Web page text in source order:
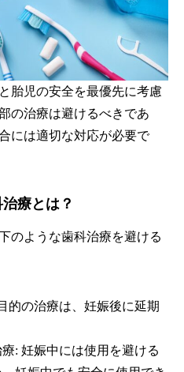
胎児の安全を最優先に考慮
の治療は避けるべきであ
には適切な対応が必要で
療とは？
のような歯科治療を避ける
的の治療は、妊娠後に延期
: 妊娠中には使用を避ける